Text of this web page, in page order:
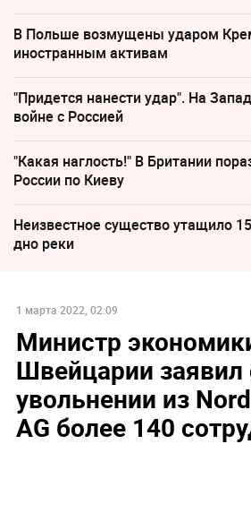
В Польше возмущены ударом
иностранным активам
"Придется нанести удар". На
войне с Россией
"Какая наглость!" В Британии
России по Киеву
Неизвестное существо утащило
дно реки
1 марта 2022, 02:09
Министр
Швейцарии заявил
увольнении из
AG более 140